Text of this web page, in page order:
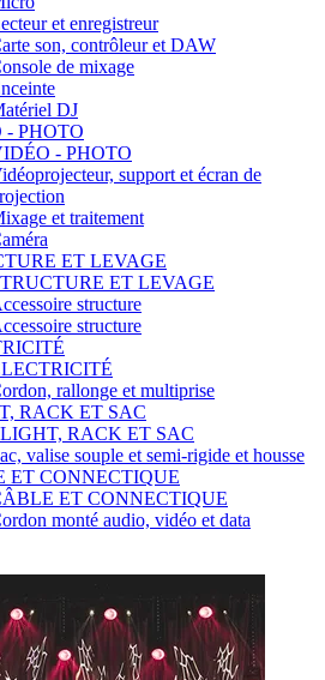
et enregistreur
son, contrôleur et DAW
de mixage
DJ
- PHOTO
- PHOTO
support et écran de
et traitement
ET LEVAGE
ET LEVAGE
structure
structure
rallonge et multiprise
RACK ET SAC
RACK ET SAC
valise souple et semi-rigide et housse
ET CONNECTIQUE
ET CONNECTIQUE
monté audio, vidéo et data